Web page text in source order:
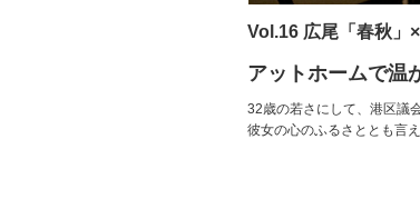
Vol.16 広尾「春秋」
アットホームで温
32歳の若さにして、港区議
彼女の心のふるさととも言